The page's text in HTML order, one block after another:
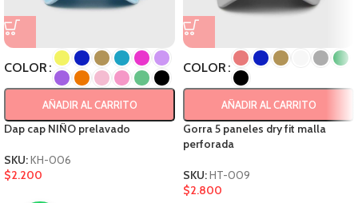
COLOR
AÑADIR AL CARRITO
Dap cap NIÑO prelavado
SKU:KH-006
$2.200
COLOR
AÑADIR AL CARRITO
Gorra 5 paneles dry fit malla
perforada
SKU:HT-009
$2.800